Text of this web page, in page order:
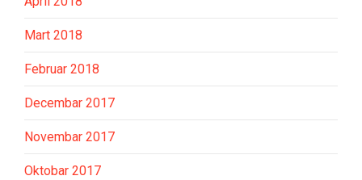
Mart 2018
Februar 2018
Decembar 2017
Novembar 2017
Oktobar 2017